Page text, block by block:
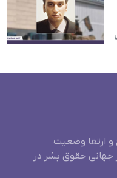
و ارتقا وضعیت
حقوق بشر در